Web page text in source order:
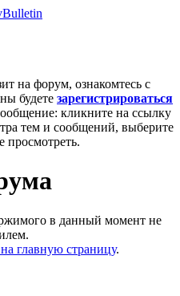
на форум, ознакомтесь с
будете зарегистрироваться
кликните на ссылку
тем и сообщений, выберите
просмотреть.
в данный момент не
главную страницу.